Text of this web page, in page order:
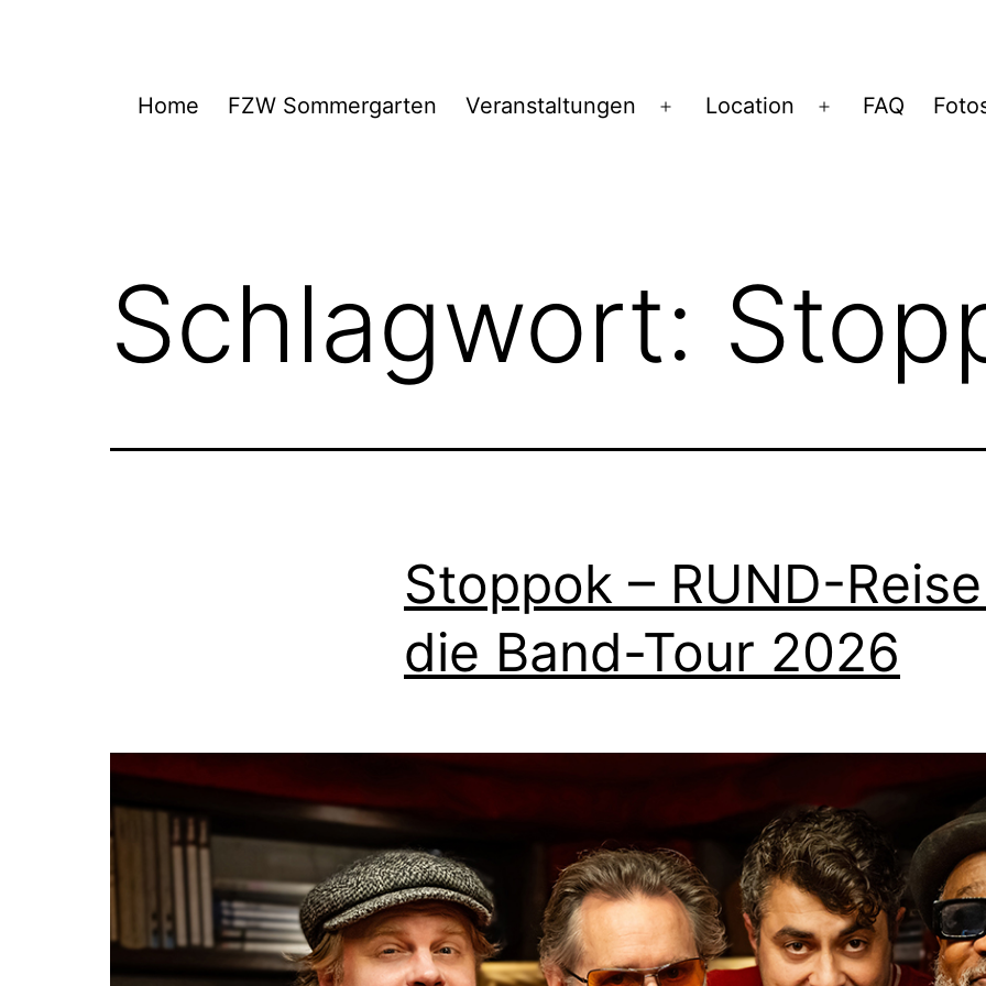
FZWHome FZW Sommergarten Veranstaltungen
Menü
Location
Menü
FAQ
Schlagwort:
Stoppok – RUND-
die Band-Tour 2026